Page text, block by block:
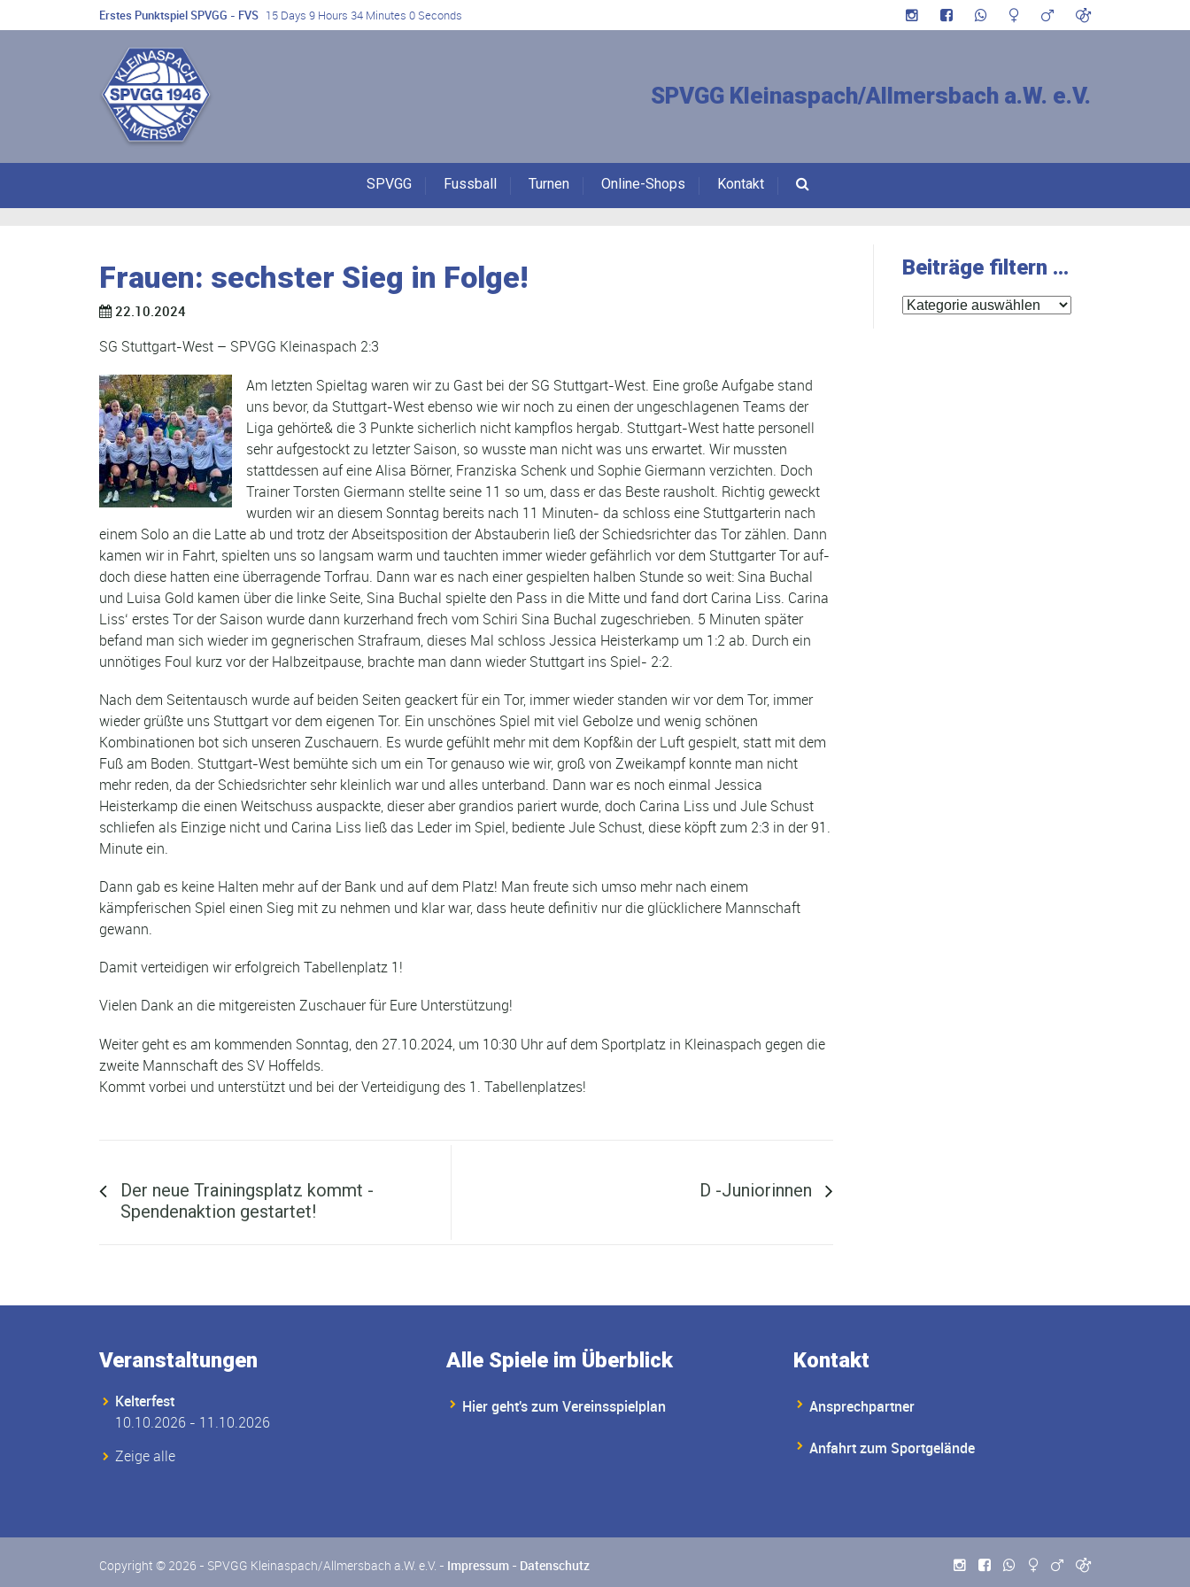
Erstes Punktspiel SPVGG - FVS 15 Days 9 Hours 34 Minutes 0 Seconds
SPVGG Kleinaspach/Allmersbach a.W. e.V.
SPVGG Fussball Turnen Online-Shops Kontakt
Frauen: sechster Sieg in Folge!
22.10.2024
SG Stuttgart-West – SPVGG Kleinaspach 2:3
Am letzten Spieltag waren wir zu Gast bei der SG Stuttgart-West. Eine große Aufgabe stand
uns bevor, da Stuttgart-West ebenso wie wir noch zu einen der ungeschlagenen Teams der
Liga gehörte& die 3 Punkte sicherlich nicht kampflos hergab. Stuttgart-West hatte personell
sehr aufgestockt zu letzter Saison, so wusste man nicht was uns erwartet. Wir mussten
stattdessen auf eine Alisa Börner, Franziska Schenk und Sophie Giermann verzichten. Doch
Trainer Torsten Giermann stellte seine 11 so um, dass er das Beste rausholt. Richtig geweckt
wurden wir an diesem Sonntag bereits nach 11 Minuten- da schloss eine Stuttgarterin nach
einem Solo an die Latte ab und trotz der Abseitsposition der Abstauberin ließ der Schiedsrichter das Tor zählen. Dann
kamen wir in Fahrt, spielten uns so langsam warm und tauchten immer wieder gefährlich vor dem Stuttgarter Tor auf-
doch diese hatten eine überragende Torfrau. Dann war es nach einer gespielten halben Stunde so weit: Sina Buchal
und Luisa Gold kamen über die linke Seite, Sina Buchal spielte den Pass in die Mitte und fand dort Carina Liss. Carina
Liss‘ erstes Tor der Saison wurde dann kurzerhand frech vom Schiri Sina Buchal zugeschrieben. 5 Minuten später
befand man sich wieder im gegnerischen Strafraum, dieses Mal schloss Jessica Heisterkamp um 1:2 ab. Durch ein
unnötiges Foul kurz vor der Halbzeitpause, brachte man dann wieder Stuttgart ins Spiel- 2:2.
Nach dem Seitentausch wurde auf beiden Seiten geackert für ein Tor, immer wieder standen wir vor dem Tor, immer
wieder grüßte uns Stuttgart vor dem eigenen Tor. Ein unschönes Spiel mit viel Gebolze und wenig schönen
Kombinationen bot sich unseren Zuschauern. Es wurde gefühlt mehr mit dem Kopf&in der Luft gespielt, statt mit dem
Fuß am Boden. Stuttgart-West bemühte sich um ein Tor genauso wie wir, groß von Zweikampf konnte man nicht
mehr reden, da der Schiedsrichter sehr kleinlich war und alles unterband. Dann war es noch einmal Jessica
Heisterkamp die einen Weitschuss auspackte, dieser aber grandios pariert wurde, doch Carina Liss und Jule Schust
schliefen als Einzige nicht und Carina Liss ließ das Leder im Spiel, bediente Jule Schust, diese köpft zum 2:3 in der 91.
Minute ein.
Dann gab es keine Halten mehr auf der Bank und auf dem Platz! Man freute sich umso mehr nach einem
kämpferischen Spiel einen Sieg mit zu nehmen und klar war, dass heute definitiv nur die glücklichere Mannschaft
gewann.
Damit verteidigen wir erfolgreich Tabellenplatz 1!
Vielen Dank an die mitgereisten Zuschauer für Eure Unterstützung!
Weiter geht es am kommenden Sonntag, den 27.10.2024, um 10:30 Uhr auf dem Sportplatz in Kleinaspach gegen die
zweite Mannschaft des SV Hoffelds.
Kommt vorbei und unterstützt und bei der Verteidigung des 1. Tabellenplatzes!
Der neue Trainingsplatz kommt -
Spendenaktion gestartet!
D -Juniorinnen
Beiträge filtern …
Beiträge
Veranstaltungen
Kelterfest
10.10.2026 - 11.10.2026
Zeige alle
Alle Spiele im Überblick
Hier geht's zum Vereinsspielplan
Kontakt
Ansprechpartner
Anfahrt zum Sportgelände
Copyright © 2026 - SPVGG Kleinaspach/Allmersbach a.W. e.V. - Impressum - Datenschutz